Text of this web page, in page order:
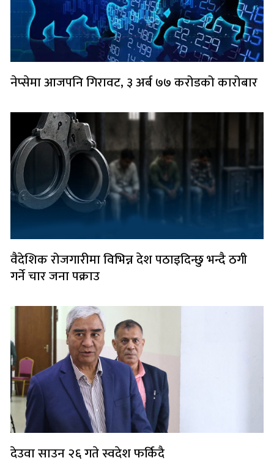
नेप्सेमा आजपनि गिरावट, ३ अर्ब ७७ करोडको कारोबार
वैदेशिक रोजगारीमा विभिन्न देश पठाइदिन्छु भन्दै ठगी
गर्ने चार जना पक्राउ
देउवा साउन २६ गते स्वदेश फर्किदै